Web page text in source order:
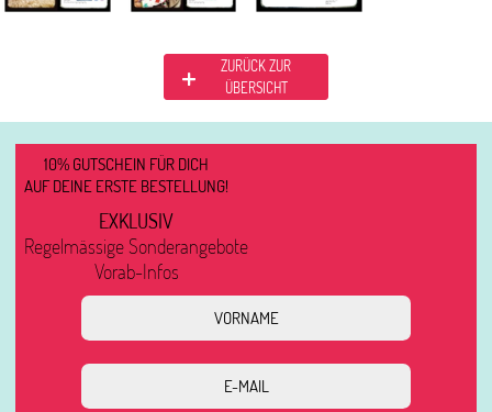
ZURÜCK ZUR
ÜBERSICHT
10% GUTSCHEIN FÜR DICH
AUF DEINE ERSTE BESTELLUNG!
EXKLUSIV
Regelmässige Sonderangebote
Vorab-Infos